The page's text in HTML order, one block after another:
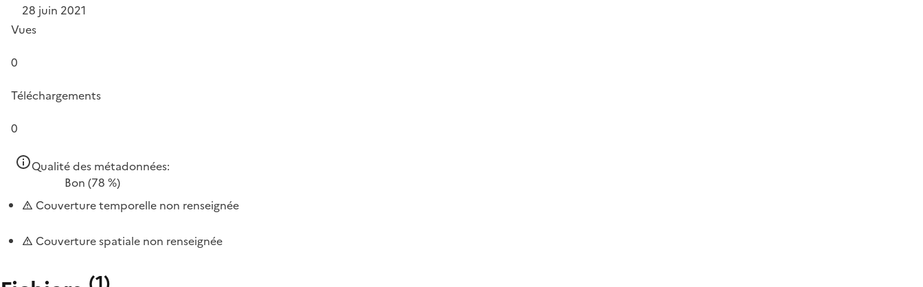
28 juin 2021
Vues
0
Téléchargements
0
Qualité des métadonnées:
Bon (78 %)
Couverture temporelle non renseignée
Couverture spatiale non renseignée